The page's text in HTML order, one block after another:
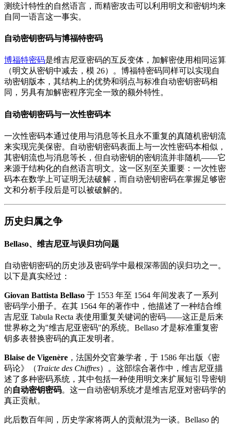
测统计特性的自然语言，而精密攻击可以利用明文和密钥均来
自同一语言这一事实。
自动密钥密码与博福特密码
博福特密码是维吉尼亚密码的互反变体，加解密使用相同运算
（明文从密钥中减去，模 26）。博福特密码同样可以实现自
动密钥版本，其结构上的优势和弱点与标准自动密钥密码相
同，另具有加解密程序完全一致的额外特性。
自动密钥密码与一次性密码本
一次性密码本通过使用与消息等长且永不重复的真随机密钥流
来实现完美保密。自动密钥密码表面上与一次性密码本相似，
其密钥流也与消息等长，但自动密钥的密钥流并非随机——它
来源于结构化的自然语言明文。这一区别至关重要：一次性密
码本在数学上可证明无法破解，而自动密钥密码在掌握足够密
文和分析手段后是可以被破解的。
历史归属之争
Bellaso、维吉尼亚与误归功问题
自动密钥密码的历史涉及密码学中最根深蒂固的误归功之一。
以下是真实经过：
Giovan Battista Bellaso 于 1553 年至 1564 年间发表了一系列
密码学小册子。在其 1564 年的著作中，他描述了一种结合维
吉尼亚 Tabula Recta 表使用重复关键词的密码——这正是后来
世界称之为"维吉尼亚密码"的系统。Bellaso 才是标准重复密
钥多表替换密码的真正发明者。
Blaise de Vigenère ，法国外交官兼学者，于 1586 年出版《密
码论》（Traicte des Chiffres）。这部综合著作中，维吉尼亚描
述了多种密码系统，其中包括一种使用明文来扩展短引导密钥
的自动密钥密码。这一自动密钥系统才是维吉尼亚对密码学的
真正贡献。
此后数百年间，历史学家将两人的贡献混为一谈。Bellaso 的